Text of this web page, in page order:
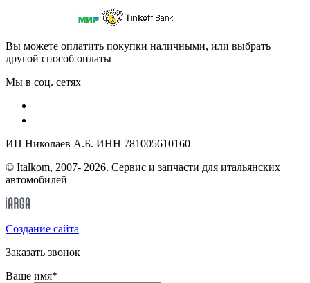
Вы можете оплатить покупки наличными, или выбрать
другой способ оплаты
Мы в соц. сетях
ИП Николаев А.Б. ИНН 781005610160
© Italkom, 2007- 2026. Сервис и запчасти для итальянских
автомобилей
Cоздание сайта
Заказать звонок
Ваше имя*